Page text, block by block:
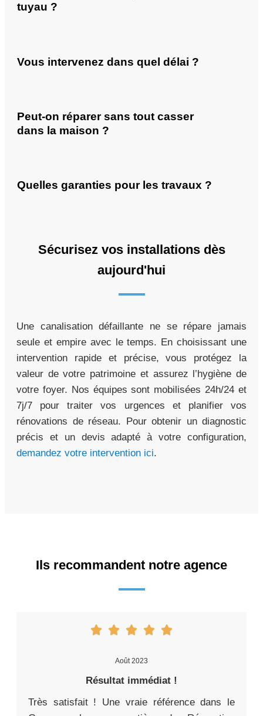
tuyau ?
Vous intervenez dans quel délai ?
Peut-on réparer sans tout casser
dans la maison ?
Quelles garanties pour les travaux ?
Sécurisez vos installations dès
aujourd'hui
Une canalisation défaillante ne se répare jamais
seule et empire avec le temps. En choisissant une
intervention rapide et précise, vous protégez la
valeur de votre patrimoine et assurez l’hygiène de
votre foyer. Nos équipes sont mobilisées 24h/24 et
7j/7 pour traiter vos urgences et planifier vos
rénovations de réseau. Pour obtenir un diagnostic
précis et un devis adapté à votre configuration,
demandez votre intervention ici.
Ils recommandent notre agence
Août 2023
Résultat immédiat !
Très satisfait ! Une vraie référence dans le